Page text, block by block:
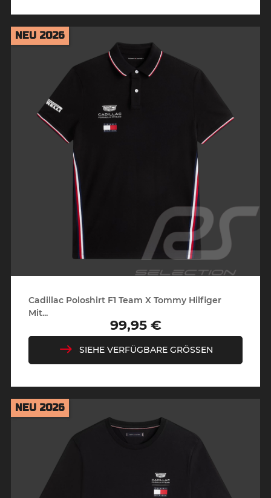
Cadillac Poloshirt F1 Team X Tommy Hilfiger
Mit...
Preis
99,95 €
SIEHE VERFÜGBARE GRÖSSEN
NEU 2026
NEU 2026